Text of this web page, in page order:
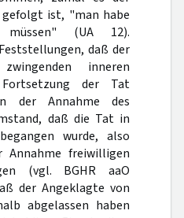
gefolgt ist, "man habe
(UA 12).
daß der
inneren
der Tat
der Annahme des
daß die Tat in
wurde, also
freiwilligen
(vgl. BGHR aaO
der Angeklagte von
abgelassen haben